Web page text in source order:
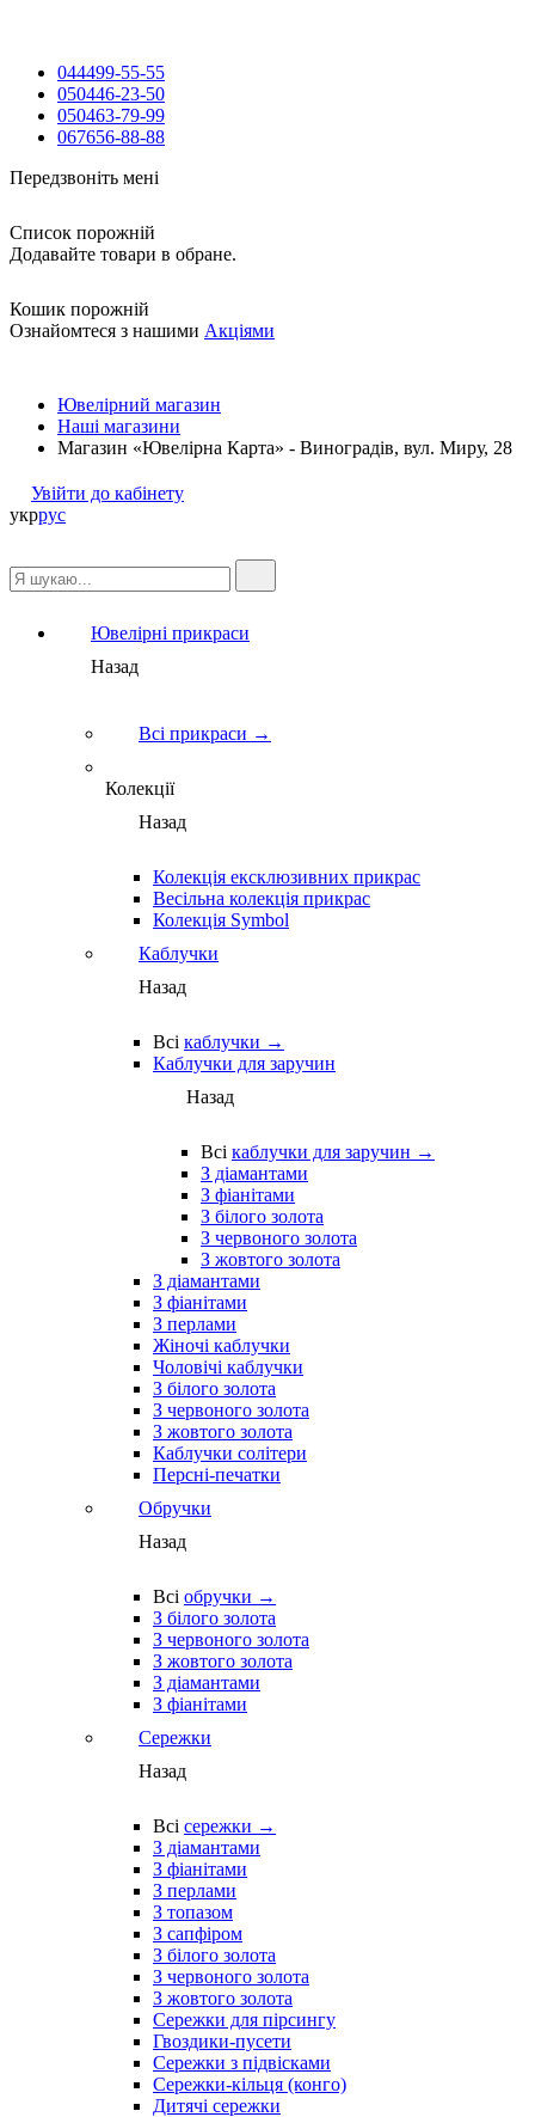
044499-55-55
050446-23-50
050463-79-99
067656-88-88
Передзвоніть мені
Список порожній
Додавайте товари в обране.
Кошик порожній
Ознайомтеся з нашими Акціями
Ювелірний магазин
Наші магазини
Магазин «Ювелірна Карта» - Виноградів, вул. Миру, 28
Увійти до кабінету
укррус
Ювелірні прикраси
Назад
Всі прикраси →
Колекції
Назад
Колекція ексклюзивних прикрас
Весільна колекція прикрас
Колекція Symbol
Каблучки
Назад
Всі каблучки →
Каблучки для заручин
Назад
Всі каблучки для заручин →
З діамантами
З фіанітами
З білого золота
З червоного золота
З жовтого золота
З діамантами
З фіанітами
З перлами
Жіночі каблучки
Чоловічі каблучки
З білого золота
З червоного золота
З жовтого золота
Каблучки солітери
Персні-печатки
Обручки
Назад
Всі обручки →
З білого золота
З червоного золота
З жовтого золота
З діамантами
З фіанітами
Сережки
Назад
Всі сережки →
З діамантами
З фіанітами
З перлами
З топазом
З сапфіром
З білого золота
З червоного золота
З жовтого золота
Сережки для пірсингу
Гвоздики-пусети
Сережки з підвісками
Сережки-кільця (конго)
Дитячі сережки